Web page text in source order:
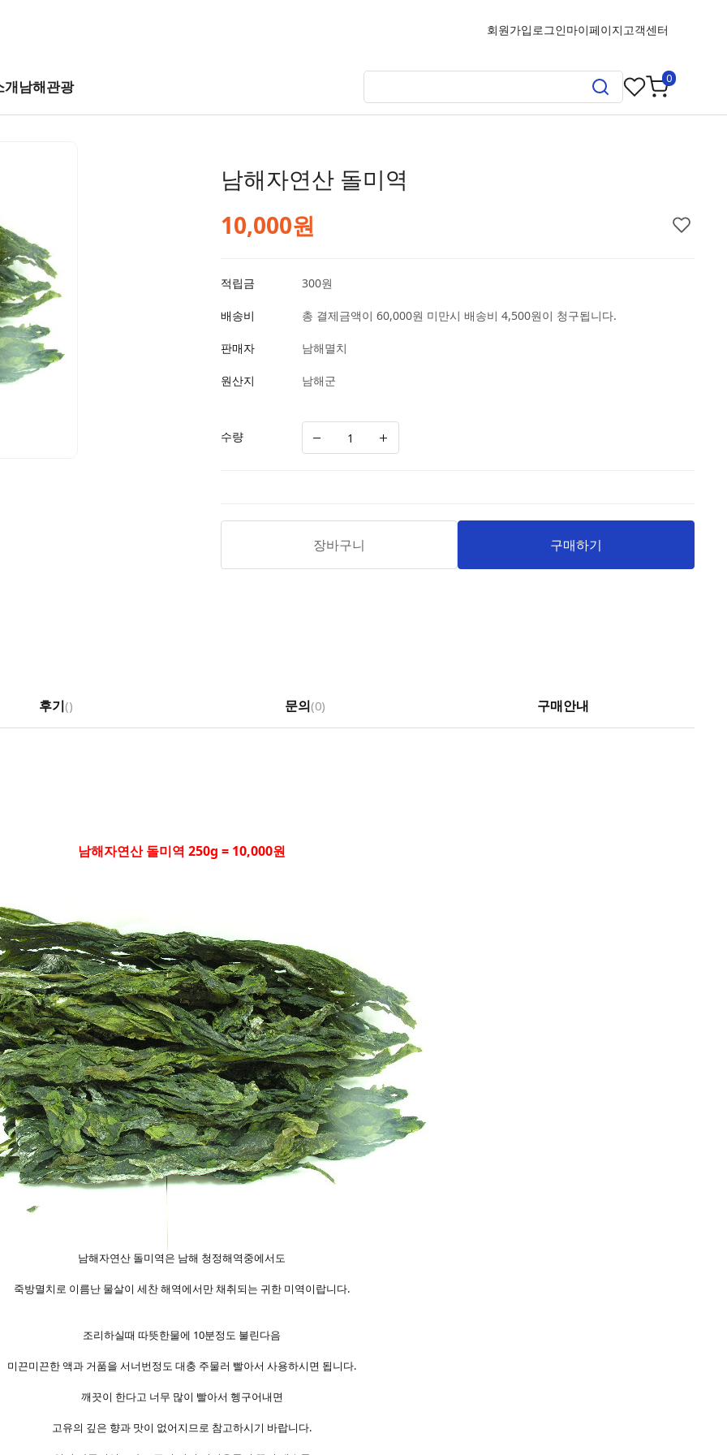
회원가입로그인마이페이지고객센터
개남해관광 0
남해자연산 돌미역
10,000원
적립금 300원
배송비 총 결제금액이 60,000원 미만시 배송비 4,500원이 청구됩니다.
판매자 남해멸치
원산지 남해군
수량
장바구니 구매하기
후기() 문의(0) 구매안내
남해자연산 돌미역 250g = 10,000원
남해자연산 돌미역은 남해 청정해역중에서도
죽방멸치로 이름난 물살이 세찬 해역에서만 채취되는 귀한 미역이랍니다.
조리하실때 따뜻한물에 10분정도 불린다음
미끈미끈한 액과 거품을 서너번정도 대충 주물러 빨아서 사용하시면 됩니다.
깨끗이 한다고 너무 많이 빨아서 헹구어내면
고유의 깊은 향과 맛이 없어지므로 참고하시기 바랍니다.